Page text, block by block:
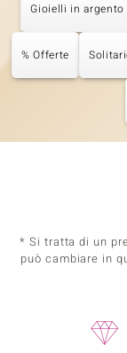
Gioielli in argento
% Offerte
* Si tratta di un
può cambiare in